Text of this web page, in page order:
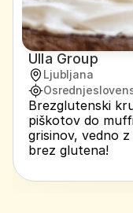
Ulla Group
Ljubljana
Brezglutenski
piškotov do
grisinov, vedno
brez glutena!